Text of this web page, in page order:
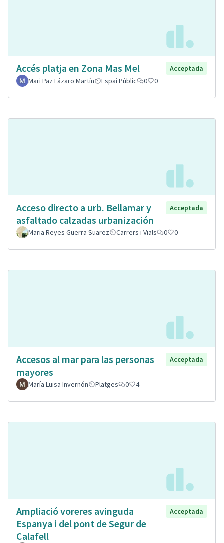
Accés platja en Zona Mas Mel
Acceptada
Mari Paz Lázaro Martín
Espai Públic 0 0
Acceso directo a urb. Bellamar y
asfaltado calzadas urbanización
Acceptada
Maria Reyes Guerra Suarez Carrers i Vials 0 0
Accesos al mar para las personas
mayores
Acceptada
María Luisa Invernón Platges 0 4
Ampliació voreres avinguda
Espanya i del pont de Segur de
Calafell
Acceptada